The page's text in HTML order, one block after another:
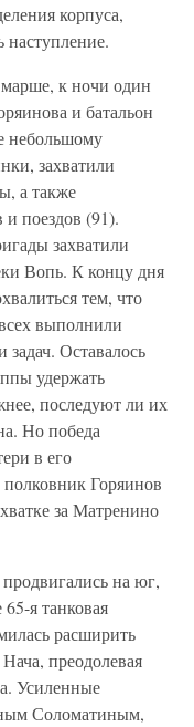
корпуса,
наступление.
к ночи один
и батальон
небольшому
захватили
а также
поездов (91).
захватили
Вопь. К концу дня
тем, что
выполнили
Оставалось
удержать
последуют ли их
Но победа
в его
полковник Горяинов
за Матренино
на юг,
я танковая
расширить
преодолевая
Усиленные
Соломатиным,